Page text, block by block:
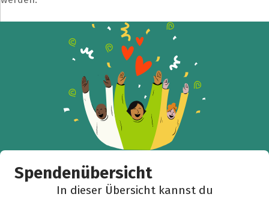
Spendenübersicht
In dieser Übersicht kannst du